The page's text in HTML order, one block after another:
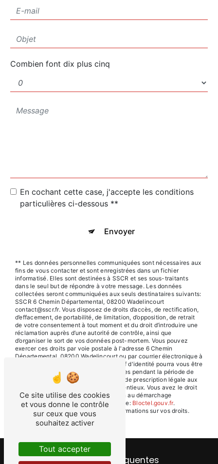
Combien font dix plus cinq
En cochant cette case, j'accepte les conditions
particulières ci-dessous **
Envoyer
** Les données personnelles communiquées sont nécessaires aux
fins de vous contacter et sont enregistrées dans un fichier
informatisé. Elles sont destinées à SSCR et ses sous-traitants
dans le seul but de répondre à votre message. Les données
collectées seront communiquées aux seuls destinataires suivants:
SSCR 6 Chemin Départemental, 08200 Wadelincourt
contact@sscr.fr. Vous disposez de droits d’accès, de rectification,
d’effacement, de portabilité, de limitation, d’opposition, de retrait
de votre consentement à tout moment et du droit d’introduire une
réclamation auprès d’une autorité de contrôle, ainsi que
d’organiser le sort de vos données post-mortem. Vous pouvez
exercer ces droits par voie postale à l'adresse 6 Chemin
Départemental, 08200 Wadelincourt ou par courrier électronique à
l'adresse contact@sscr.fr. Un justificatif d'identité pourra vous être
demandé. Nous conservons vos données pendant la période de
prise de contact puis pendant la durée de prescription légale aux
fins probatoires et de gestion des contentieux. Vous avez le droit
de vous inscrire sur la liste d'opposition au démarchage
téléphonique, disponible à cette adresse: Bloctel.gouv.fr.
Consultez le site cnil.fr pour plus d’informations sur vos droits.
Recherches fréquentes
Ce site utilise des cookies
et vous donne le contrôle
sur ceux que vous
souhaitez activer
Tout accepter